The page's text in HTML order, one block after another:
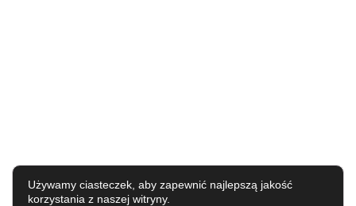
Używamy ciasteczek, aby zapewnić najlepszą jakość
korzystania z naszej witryny.